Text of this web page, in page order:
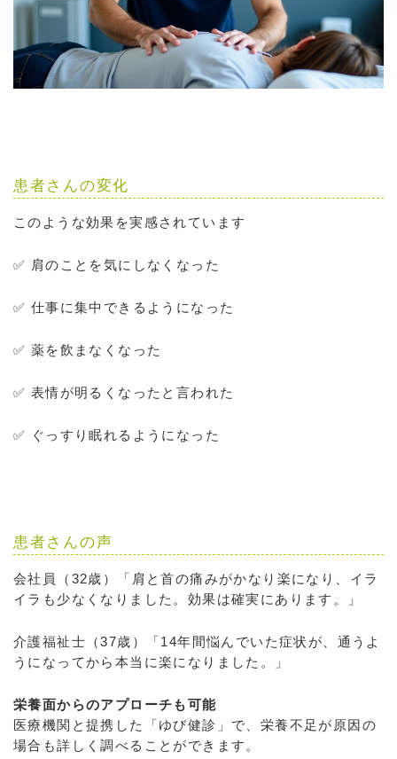
患者さんの変化
このような効果を実感されています
✅ 肩のことを気にしなくなった
✅ 仕事に集中できるようになった
✅ 薬を飲まなくなった
✅ 表情が明るくなったと言われた
✅ ぐっすり眠れるようになった
患者さんの声
会社員（32歳）「肩と首の痛みがかなり楽になり、イラ
イラも少なくなりました。効果は確実にあります。」
介護福祉士（37歳）「14年間悩んでいた症状が、通うよ
うになってから本当に楽になりました。」
栄養面からのアプローチも可能
医療機関と提携した「ゆび健診」で、栄養不足が原因の
場合も詳しく調べることができます。